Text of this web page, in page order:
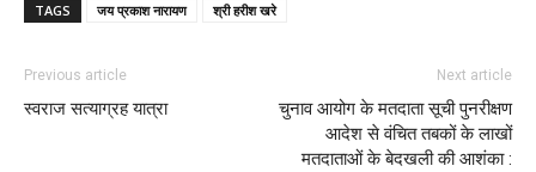
TAGS जय प्रकाश नारायण श्री हरीश खरे
Previous article
स्वराज सत्याग्रह यात्रा
Next article
चुनाव आयोग के मतदाता सूची पुनरीक्षण
आदेश से वंचित तबकों के लाखों
मतदाताओं के बेदखली की आशंका :